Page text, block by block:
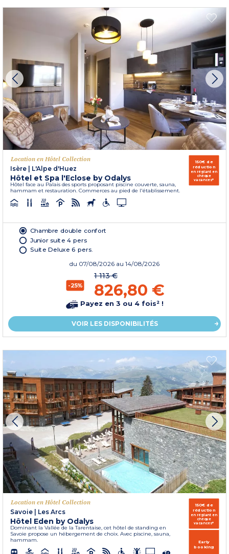
Location en Hôtel Collection
Isère
L'Alpe d'Huez
Hôtel et Spa l'Eclose by Odalys
Hôtel face au Palais des sports proposant piscine couverte, sauna,
hammam et restauration. Commerces au pied de l'établissement.
150€ de
réduction
en réglant en
chèque
vacances*
Chambre double confort
Junior suite 4 pers
Suite Deluxe 6 pers.
du 07/08/2026 au 14/08/2026
-25%
1 113 €
826,80 €
Payez en 3 ou 4 fois² !
VOIR LES DISPONIBILITÉS
Location en Hôtel Collection
Savoie | Les Arcs
Hôtel Eden by Odalys
Dominant la Vallée de la Tarentaise, cet hôtel de standing en
Savoie propose un hébergement de choix. Avec piscine, sauna,
hammam.
150€ de
réduction
en réglant en
chèque
vacances*
Early
booking